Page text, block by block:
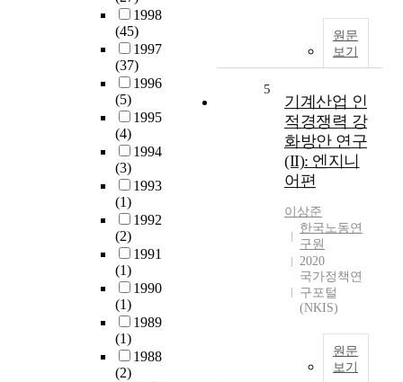
1998
(45)
1997
(37)
1996
(5)
1995
(4)
1994
(3)
1993
(1)
1992
(2)
1991
(1)
1990
(1)
1989
(1)
1988
(2)
원문
보기
5
기계산업 인
적경쟁력 강
화방안 연구
(II): 엔지니
어편
이상준
한국노동연
구원
2020
국가정책연
구포털
(NKIS)
원문
보기